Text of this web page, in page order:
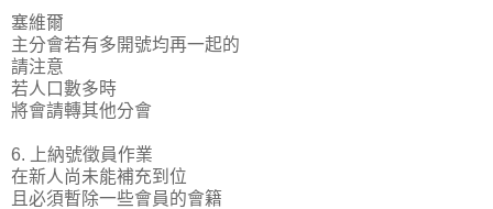
塞維爾
主分會若有多開號均再一起的
請注意
若人口數多時
將會請轉其他分會
6. 上納號徵員作業
在新人尚未能補充到位
且必須暫除一些會員的會籍